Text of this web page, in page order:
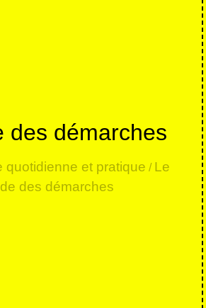
des démarches
quotidienne et pratique / Le
des démarches